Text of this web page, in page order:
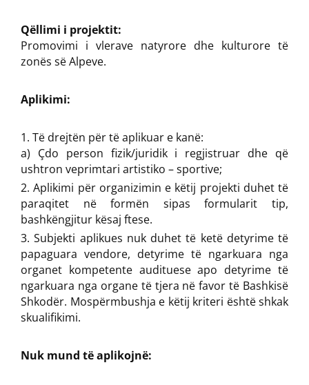
Qëllimi i projektit:
Promovimi i vlerave natyrore dhe kulturore të
zonës së Alpeve.
Aplikimi:
Të drejtën për të aplikuar e kanë:
a) Çdo person fizik/juridik i regjistruar dhe që
ushtron veprimtari artistiko – sportive;
Aplikimi për organizimin e këtij projekti duhet të
paraqitet në formën sipas formularit tip,
bashkëngjitur kësaj ftese.
Subjekti aplikues nuk duhet të ketë detyrime të
papaguara vendore, detyrime të ngarkuara nga
organet kompetente audituese apo detyrime të
ngarkuara nga organe të tjera në favor të Bashkisë
Shkodër. Mospërmbushja e këtij kriteri është shkak
skualifikimi.
Nuk mund të aplikojnë: